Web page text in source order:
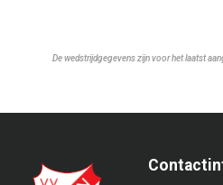
De wedstrijdgegevens zijn voor het laatst